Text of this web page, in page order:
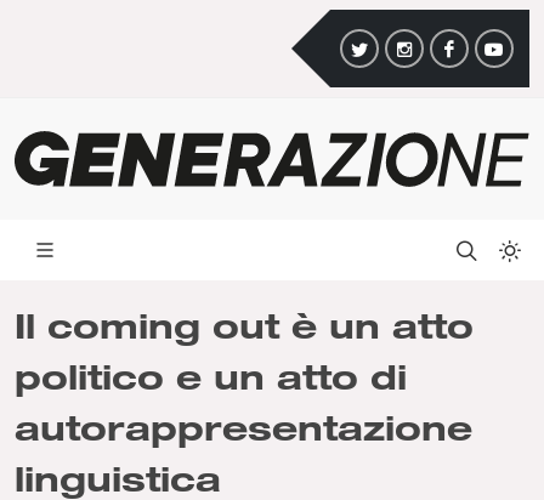
Il coming out è un atto
politico e un atto di
autorappresentazione
linguistica